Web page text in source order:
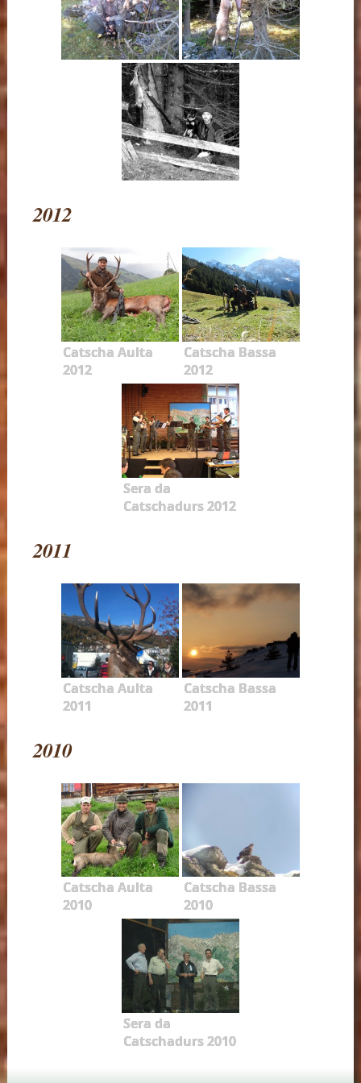
2012
Catscha Aulta
2012
Catscha Bassa
2012
Sera da
Catschadurs 2012
2011
Catscha Aulta
2011
Catscha Bassa
2011
2010
Catscha Aulta
2010
Catscha Bassa
2010
Sera da
Catschadurs 2010